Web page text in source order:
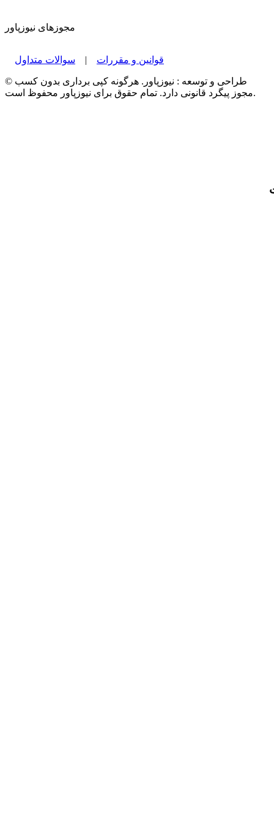
مجوزهای نیوزپاور
قوانین و مقررات | سوالات متداول
© طراحی و توسعه : نیوزپاور. هرگونه کپی برداری بدون کسب
مجوز پیگرد قانونی دارد. تمام حقوق برای نیوزپاور محفوظ است.